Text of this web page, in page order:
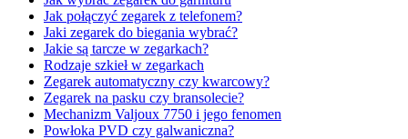
Jak połączyć zegarek z telefonem?
Jaki zegarek do biegania wybrać?
Jakie są tarcze w zegarkach?
Rodzaje szkieł w zegarkach
Zegarek automatyczny czy kwarcowy?
Zegarek na pasku czy bransolecie?
Mechanizm Valjoux 7750 i jego fenomen
Powłoka PVD czy galwaniczna?